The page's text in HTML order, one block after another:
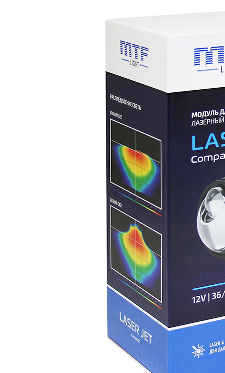
Главная
Коврики
Перешив интерьера
Авто свет и защита фар